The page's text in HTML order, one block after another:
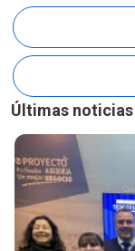
Últimas noticias